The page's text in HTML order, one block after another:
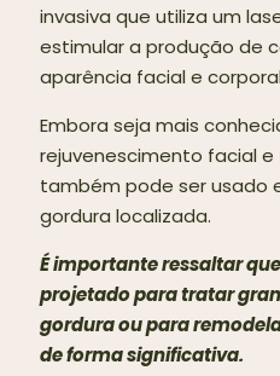
invasiva que utiliza um
estimular a produção de
aparência facial e
Embora seja mais
rejuvenescimento facial
também pode ser usado
gordura localizada.
É importante ressaltar
projetado para tratar
gordura ou para
de forma significativa.